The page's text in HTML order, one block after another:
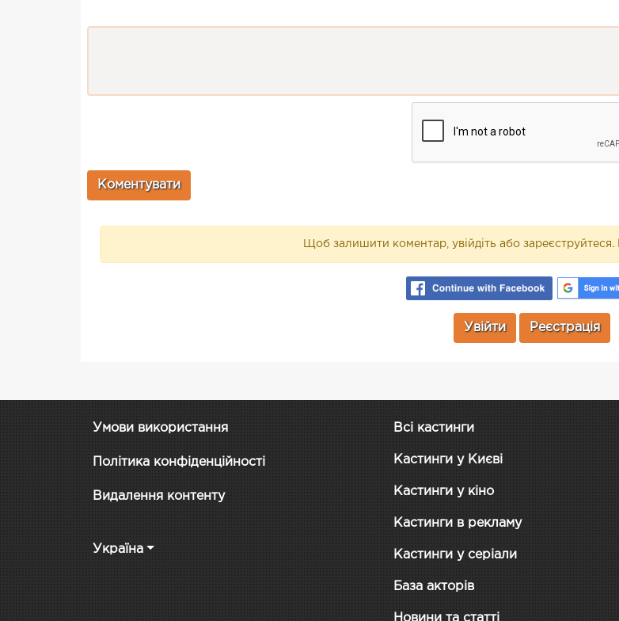
Щоб залишити коментар, увійдіть або зареєструйтеся.
Увійти Реєстрація
Умови використання
Політика конфіденційності
Видалення контенту
Україна
Всі кастинги
Кастинги у Києві
Кастинги у кіно
Кастинги в рекламу
Кастинги у серіали
База акторів
Новини та статті